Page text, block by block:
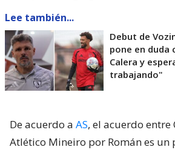
Lee también...
Debut de
pone en duda
Calera y
trabajando"
De acuerdo a AS, el acuerdo entre
Atlético Mineiro por Román es un